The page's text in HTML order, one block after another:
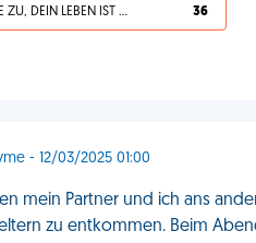
ICH STIMME ZU, DEIN LEBEN IST SCHEISSE 36
- 12/03/2025 01:00
mein Partner und ich ans
zu entkommen. Beim